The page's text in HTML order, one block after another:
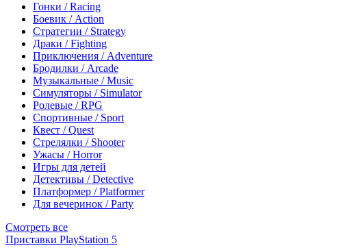
Гонки / Racing
Боевик / Action
Стратегии / Strategy
Драки / Fighting
Приключения / Adventure
Бродилки / Arcade
Музыкальные / Music
Симуляторы / Simulator
Ролевые / RPG
Спортивные / Sport
Квест / Quest
Стрелялки / Shooter
Ужасы / Horror
Игры для детей
Детективы / Detective
Платформер / Platformer
Для вечеринок / Party
Смотреть все
Приставки PlayStation 5